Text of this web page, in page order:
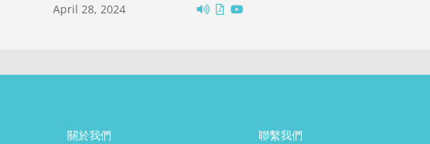
April 28, 2024
關於我們
聯繫我們